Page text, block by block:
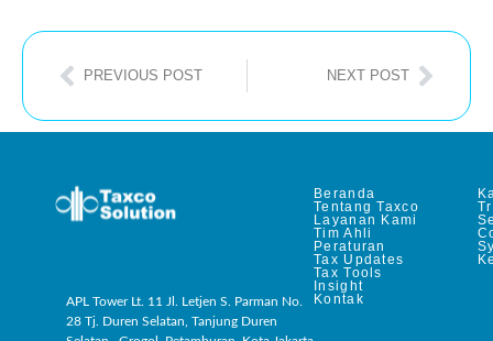
PREVIOUS POST NEXT POST
APL Tower Lt. 11 Jl. Letjen S. Parman No.
28 Tj. Duren Selatan, Tanjung Duren
Beranda
Tentang Taxco
Layanan Kami
Tim Ahli
Peraturan
Tax Updates
Tax Tools
Insight
Kontak